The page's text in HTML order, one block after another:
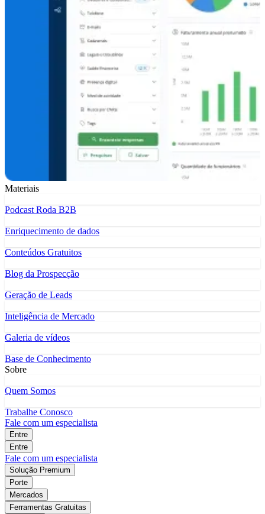
Materiais
Podcast Roda B2B
Enriquecimento de dados
Conteúdos Gratuitos
Blog da Prospecção
Geração de Leads
Inteligência de Mercado
Galeria de vídeos
Base de Conhecimento
Sobre
Quem Somos
Trabalhe Conosco
Fale com um especialista
Entre
Entre
Fale com um especialista
Solução Premium
Porte
Mercados
Ferramentas Gratuitas